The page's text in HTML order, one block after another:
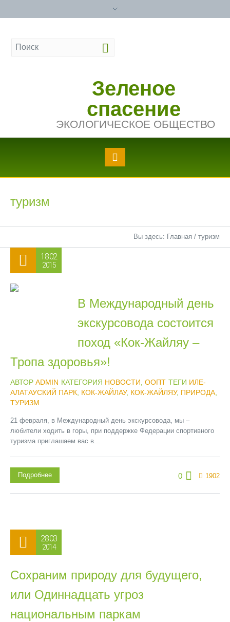
Зеленое
спасение
ЭКОЛОГИЧЕСКОЕ ОБЩЕСТВО
туризм
Вы здесь: Главная / туризм
18.02
2015
В Международный день
экскурсовода состоится
поход «Кок-Жайляу –
Тропа здоровья»!
АВТОР ADMIN КАТЕГОРИЯ НОВОСТИ ООПТ ТЕГИ ИЛЕ-
АЛАТАУСКИЙ ПАРК КОК-ЖАЙЛАУ, КОК-ЖАЙЛЯУ, ПРИРОДА
ТУРИЗМ
21 февраля, в Международный день экскурсовода, мы –
любители ходить в горы, при поддержке Федерации спортивного
туризма приглашаем вас в...
0 1902
Подробнее
28.03
2014
Сохраним природу для будущего,
или Одиннадцать угроз
национальным паркам